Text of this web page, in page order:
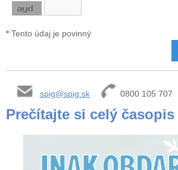
* Tento údaj je povinný
spig@spig.sk 0800 105 707
Prečítajte si celý časopis